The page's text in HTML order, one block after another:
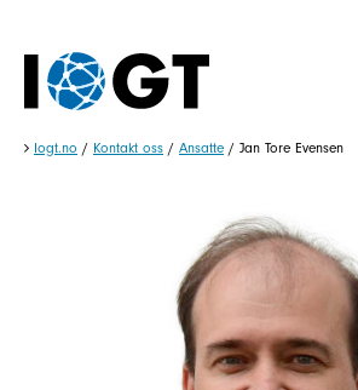
Iogt.no / Kontakt oss / Ansatte / Jan Tore Evensen